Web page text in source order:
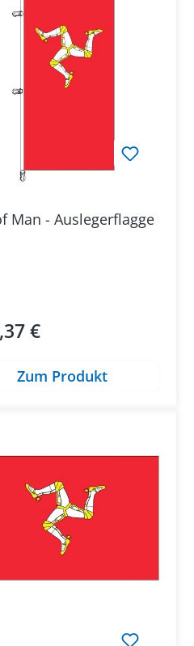
Man - Auslegerflagge
Preis:
€
Zum Produkt